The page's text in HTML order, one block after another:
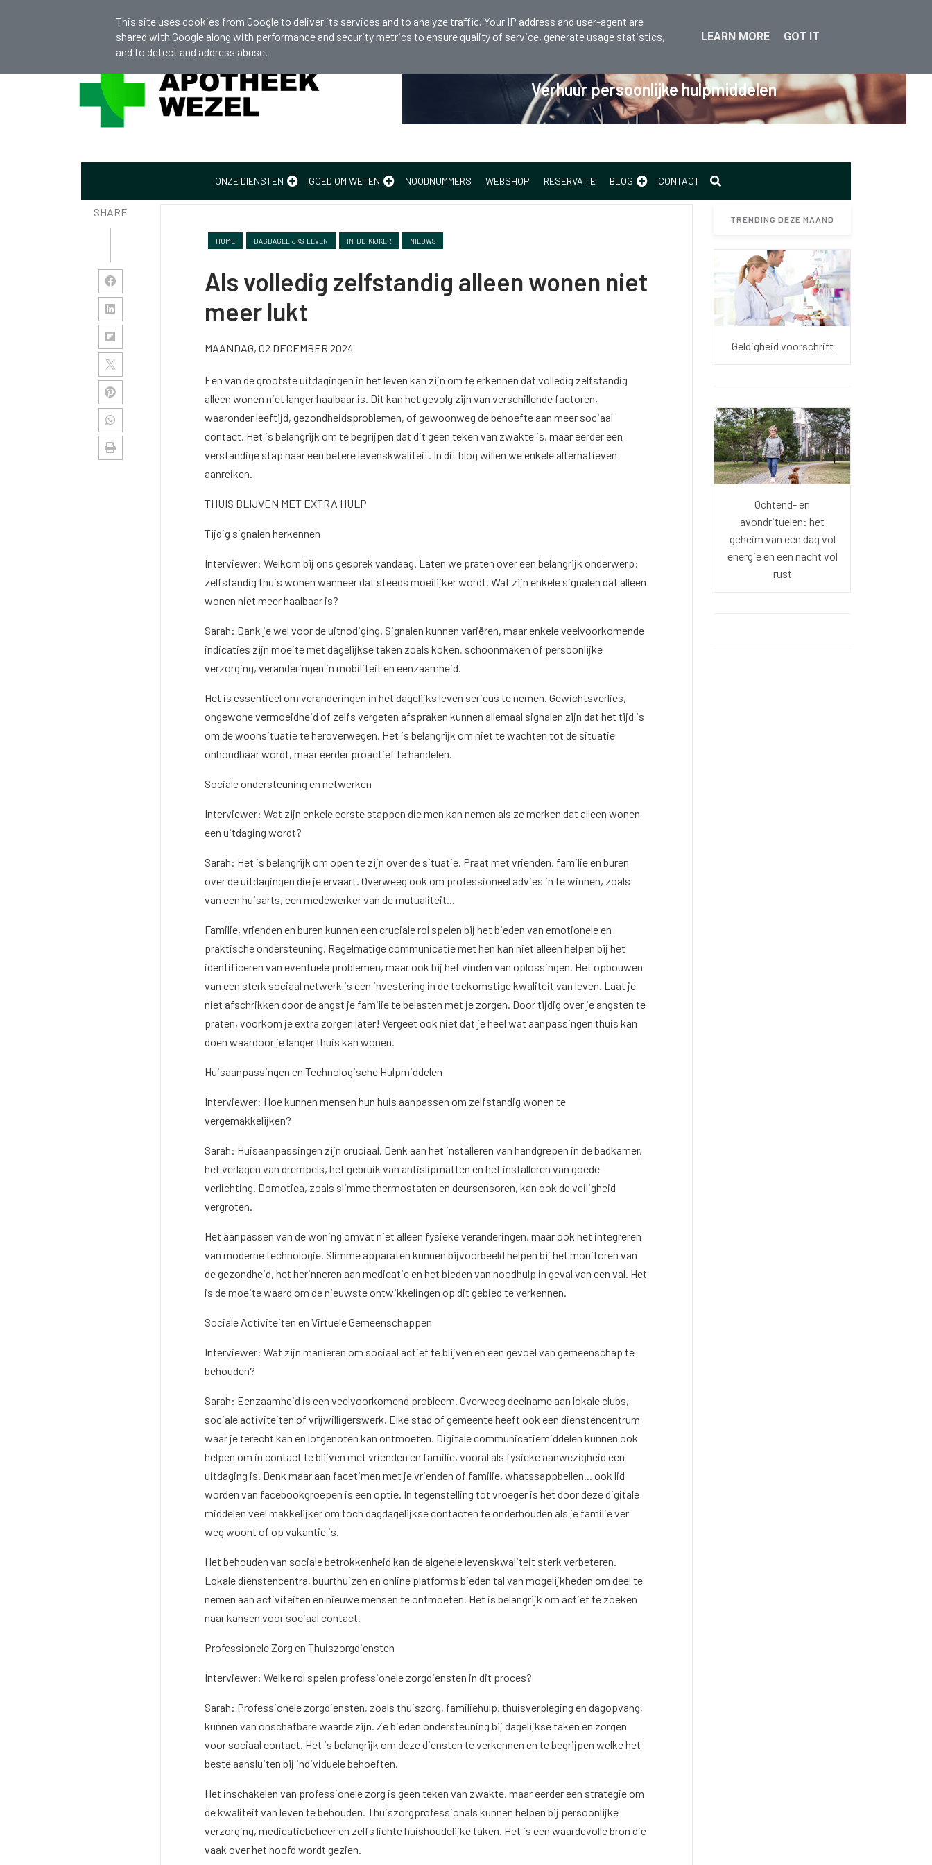
apotheekwezel@gmail.com +32 (0)14 810 298
Verhuur persoonlijke hulpmiddelen Verhuur persoonlijke hulpmiddelen
ONZE DIENSTEN GOED OM WETEN NOODNUMMERS WEBSHOP RESERVATIE BLOG CONTACT
SHARE
HOME DAGDAGELIJKS-LEVEN IN-DE-KIJKER NIEUWS
Als volledig zelfstandig alleen wonen niet
meer lukt
MAANDAG, 02 DECEMBER 2024
Een van de grootste uitdagingen in het leven kan zijn om te erkennen dat volledig zelfstandig
alleen wonen niet langer haalbaar is. Dit kan het gevolg zijn van verschillende factoren,
waaronder leeftijd, gezondheidsproblemen, of gewoonweg de behoefte aan meer sociaal
contact. Het is belangrijk om te begrijpen dat dit geen teken van zwakte is, maar eerder een
verstandige stap naar een betere levenskwaliteit. In dit blog willen we enkele alternatieven
aanreiken.
THUIS BLIJVEN MET EXTRA HULP
Tijdig signalen herkennen
Interviewer: Welkom bij ons gesprek vandaag. Laten we praten over een belangrijk onderwerp:
zelfstandig thuis wonen wanneer dat steeds moeilijker wordt. Wat zijn enkele signalen dat alleen
wonen niet meer haalbaar is?
Sarah: Dank je wel voor de uitnodiging. Signalen kunnen variëren, maar enkele veelvoorkomende
indicaties zijn moeite met dagelijkse taken zoals koken, schoonmaken of persoonlijke
verzorging, veranderingen in mobiliteit en eenzaamheid.
Het is essentieel om veranderingen in het dagelijks leven serieus te nemen. Gewichtsverlies,
ongewone vermoeidheid of zelfs vergeten afspraken kunnen allemaal signalen zijn dat het tijd is
om de woonsituatie te heroverwegen. Het is belangrijk om niet te wachten tot de situatie
onhoudbaar wordt, maar eerder proactief te handelen.
Sociale ondersteuning en netwerken
Interviewer: Wat zijn enkele eerste stappen die men kan nemen als ze merken dat alleen wonen
een uitdaging wordt?
Sarah: Het is belangrijk om open te zijn over de situatie. Praat met vrienden, familie en buren
over de uitdagingen die je ervaart. Overweeg ook om professioneel advies in te winnen, zoals
van een huisarts, een medewerker van de mutualiteit...
Familie, vrienden en buren kunnen een cruciale rol spelen bij het bieden van emotionele en
praktische ondersteuning. Regelmatige communicatie met hen kan niet alleen helpen bij het
identificeren van eventuele problemen, maar ook bij het vinden van oplossingen. Het opbouwen
van een sterk sociaal netwerk is een investering in de toekomstige kwaliteit van leven. Laat je
niet afschrikken door de angst je familie te belasten met je zorgen. Door tijdig over je angsten te
praten, voorkom je extra zorgen later! Vergeet ook niet dat je heel wat aanpassingen thuis kan
doen waardoor je langer thuis kan wonen.
Huisaanpassingen en Technologische Hulpmiddelen
Interviewer: Hoe kunnen mensen hun huis aanpassen om zelfstandig wonen te
vergemakkelijken?
Sarah: Huisaanpassingen zijn cruciaal. Denk aan het installeren van handgrepen in de badkamer,
het verlagen van drempels, het gebruik van antislipmatten en het installeren van goede
verlichting. Domotica, zoals slimme thermostaten en deursensoren, kan ook de veiligheid
vergroten.
Het aanpassen van de woning omvat niet alleen fysieke veranderingen, maar ook het integreren
van moderne technologie. Slimme apparaten kunnen bijvoorbeeld helpen bij het monitoren van
de gezondheid, het herinneren aan medicatie en het bieden van noodhulp in geval van een val. Het
is de moeite waard om de nieuwste ontwikkelingen op dit gebied te verkennen.
Sociale Activiteiten en Virtuele Gemeenschappen
Interviewer: Wat zijn manieren om sociaal actief te blijven en een gevoel van gemeenschap te
behouden?
Sarah: Eenzaamheid is een veelvoorkomend probleem. Overweeg deelname aan lokale clubs,
sociale activiteiten of vrijwilligerswerk. Elke stad of gemeente heeft ook een dienstencentrum
waar je terecht kan en lotgenoten kan ontmoeten. Digitale communicatiemiddelen kunnen ook
helpen om in contact te blijven met vrienden en familie, vooral als fysieke aanwezigheid een
uitdaging is. Denk maar aan facetimen met je vrienden of familie, whatssappbellen... ook lid
worden van facebookgroepen is een optie. In tegenstelling tot vroeger is het door deze digitale
middelen veel makkelijker om toch dagdagelijkse contacten te onderhouden als je familie ver
weg woont of op vakantie is.
Het behouden van sociale betrokkenheid kan de algehele levenskwaliteit sterk verbeteren.
Lokale dienstencentra, buurthuizen en online platforms bieden tal van mogelijkheden om deel te
nemen aan activiteiten en nieuwe mensen te ontmoeten. Het is belangrijk om actief te zoeken
naar kansen voor sociaal contact.
Professionele Zorg en Thuiszorgdiensten
Interviewer: Welke rol spelen professionele zorgdiensten in dit proces?
Sarah: Professionele zorgdiensten, zoals thuiszorg, familiehulp, thuisverpleging en dagopvang,
kunnen van onschatbare waarde zijn. Ze bieden ondersteuning bij dagelijkse taken en zorgen
voor sociaal contact. Het is belangrijk om deze diensten te verkennen en te begrijpen welke het
beste aansluiten bij individuele behoeften.
Het inschakelen van professionele zorg is geen teken van zwakte, maar eerder een strategie om
de kwaliteit van leven te behouden. Thuiszorgprofessionals kunnen helpen bij persoonlijke
verzorging, medicatiebeheer en zelfs lichte huishoudelijke taken. Het is een waardevolle bron die
vaak over het hoofd wordt gezien.
TRENDING DEZE MAAND
Geldigheid voorschrift
Ochtend- en
avondrituelen: het
geheim van een dag vol
energie en een nacht vol
rust
This site uses cookies from Google to deliver its services and to analyze traffic. Your IP address and user-agent are
shared with Google along with performance and security metrics to ensure quality of service, generate usage statistics,
and to detect and address abuse.
LEARN MORE GOT IT